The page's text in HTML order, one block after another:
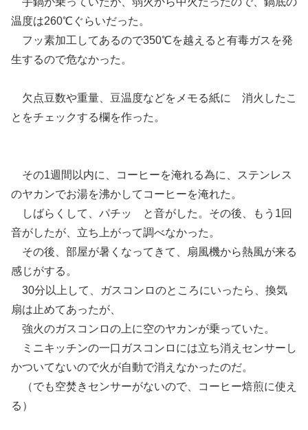
温度は260℃ぐらいだった。
フッ素加工してあるので350℃を越えると有毒ガスを発
生するので危なかった。
欠点豆数や重量、豆温度などをメモる紙に 消火したこ
とをチェックする欄を作った。
その1週間以内に、コーヒーを淹れる為に、ステンレス
のヤカンでお湯を沸かしてコーヒーを淹れた。
しばらくして、パチッ と音がした。その後、もう1回
音がしたが、立ち上がって調べなかった。
その後、部屋が暑くなってきて、扇風機から熱風が来る
感じがする。
30分以上して、ガスコンロのところにいったら、換気
扇は止めてあったが、
強火のガスコンロの上に空のヤカンが乗っていた。
ミニキッチンの一口ガスコンロには立ち消えセンサーし
かついてないので火が自動で消えなかったのだ。
（でも空焚きセンサーがないので、コーヒー焙煎に使え
る）